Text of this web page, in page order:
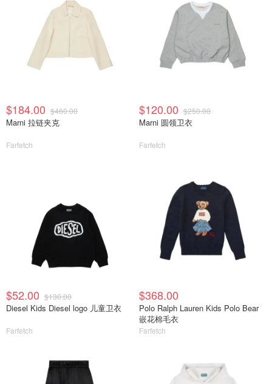
$184.00 $460.00
Marni 拉链夹克
Farfetch
$120.00 $250.00
Marni 圆领卫衣
Farfetch
$52.00 $130.00
Diesel Kids Diesel logo 儿童卫衣
Farfetch
$368.00
Polo Ralph Lauren Kids Polo Bear
嵌花棉毛衣
Farfetch